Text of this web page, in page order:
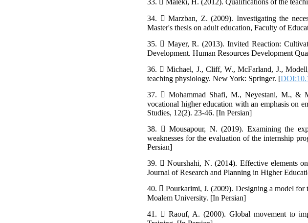
33.  Maleki, H. (2012). Qualifications of the
34.  Marzban, Z. (2009). Investigating the
Master's thesis on adult education, Faculty of
35.  Mayer, R. (2013). Invited Reaction:
Development. Human Resources Development
36.  Michael, J., Cliff, W., McFarland, J.,
teaching physiology. New York: Springer. [
37.  Mohammad Shafi, M., Neyestani, M., &
vocational higher education with an emphasis on
Studies, 12(2). 23-46. [In Persian]
38.  Mousapour, N. (2019). Examining the
weaknesses for the evaluation of the internship
Persian]
39.  Nourshahi, N. (2014). Effective elements
Journal of Research and Planning in Higher
40.  Pourkarimi, J. (2009). Designing a model for
Moalem University. [In Persian]
41.  Raouf, A. (2000). Global movement to